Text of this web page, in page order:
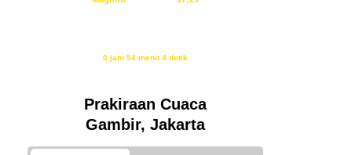
0 jam 54 menit 3 detik
Prakiraan Cuaca
Gambir, Jakarta